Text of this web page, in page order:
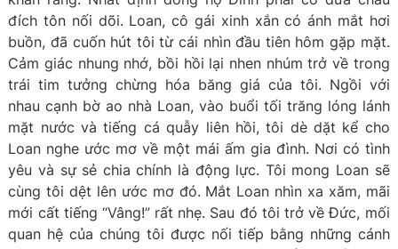
đích tôn nối dõi. Loan, cô gái xinh xắn có ánh mắt hơi
buồn, đã cuốn hút tôi từ cái nhìn đầu tiên hôm gặp mặt.
Cảm giác nhung nhớ, bồi hồi lại nhen nhúm trở về trong
trái tim tưởng chừng hóa băng giá của tôi. Ngồi với
nhau cạnh bờ ao nhà Loan, vào buổi tối trăng lóng lánh
mặt nước và tiếng cá quẫy liên hồi, tôi dè dặt kể cho
Loan nghe ước mơ về một mái ấm gia đình. Nơi có tình
yêu và sự sẻ chia chính là động lực. Tôi mong Loan sẽ
cùng tôi dệt lên ước mơ đó. Mắt Loan nhìn xa xăm, mãi
mới cất tiếng “Vâng!” rất nhẹ. Sau đó tôi trở về Đức, mối
quan hệ của chúng tôi được nối tiếp bằng những cánh